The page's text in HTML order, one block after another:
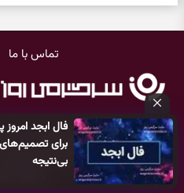
برای
بی‌نتیجه
انتخاب چیزی که ارزش ماندن دارد
فرصت دارید
کوچک و حفظ مسیرهای ارزشمند
تماس با ما
کلیه حقوق مادی و معنوی این
می‌باشد و هر گونه کپی‌برداری